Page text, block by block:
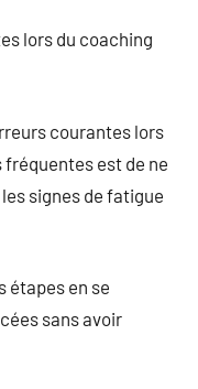
lors du coaching
courantes lors
est de ne
signes de fatigue
étapes en se
sans avoir